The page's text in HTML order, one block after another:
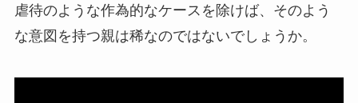
虐待のような作為的なケースを除けば、そのよう
な意図を持つ親は稀なのではないでしょうか。